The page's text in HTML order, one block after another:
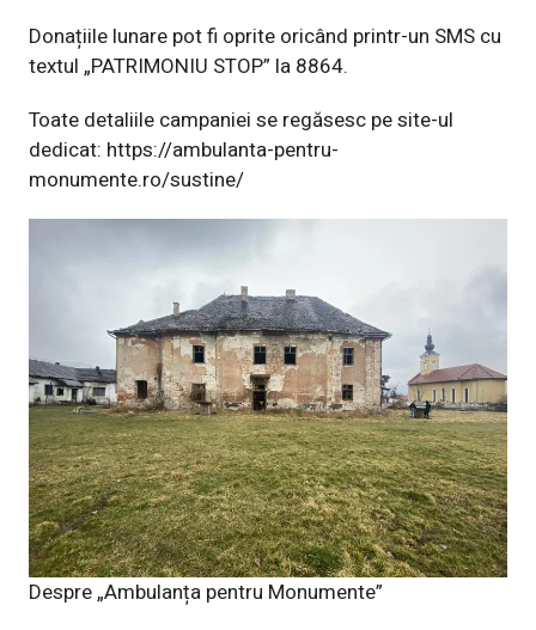
Donațiile lunare pot fi oprite oricând printr-un SMS cu
textul „PATRIMONIU STOP” la 8864.
Toate detaliile campaniei se regăsesc pe site-ul
dedicat: https://ambulanta-pentru-
monumente.ro/sustine/
Despre „Ambulanța pentru Monumente”